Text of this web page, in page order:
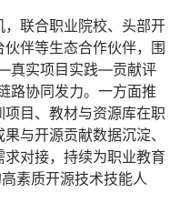
联合职业院校、头部开
伴等生态合作伙伴，围
真实项目实践—贡献评
路协同发力。一方面推
目、教材与资源库在职
与开源贡献数据沉淀、
对接，持续为职业教育
素质开源技术技能人